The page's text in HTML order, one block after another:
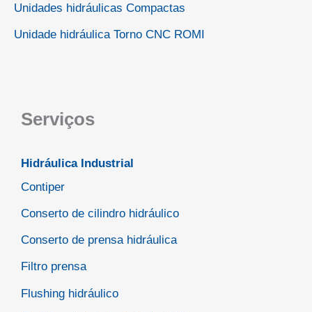
Unidades hidráulicas Compactas
Unidade hidráulica Torno CNC ROMI
Serviços
Hidráulica Industrial
Contiper
Conserto de cilindro hidráulico
Conserto de prensa hidráulica
Filtro prensa
Flushing hidráulico